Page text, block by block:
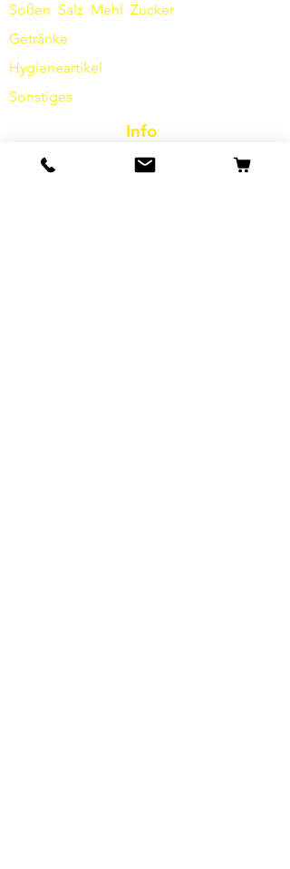
Soßen Salz Mehl Zucker
Getränke
Hygieneartikel
Sonstiges
Info
Unsere Geschichte